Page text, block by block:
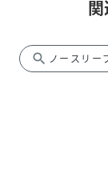
search ノースリー